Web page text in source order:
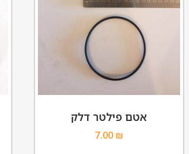
אטם פילטר דלק
7.00 ₪